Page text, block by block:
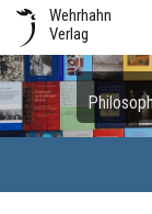
Wehrhahn
Verlag